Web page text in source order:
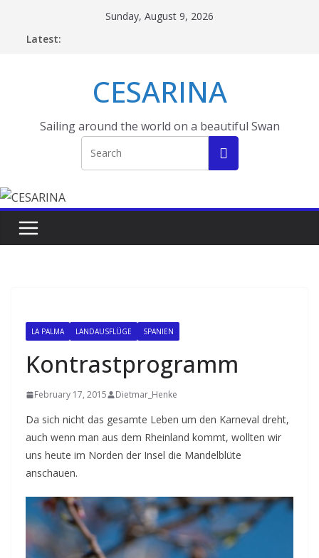
Sunday, August 9, 2026
Latest:
CESARINA
Sailing around the world on a beautiful Swan
LA PALMA LANDAUSFLÜGE SPANIEN
Kontrastprogramm
February 17, 2015 Dietmar_Henke
Da sich nicht das gesamte Leben um den Karneval dreht,
auch wenn man aus dem Rheinland kommt, wollten wir
uns heute im Norden der Insel die Mandelblüte
anschauen.